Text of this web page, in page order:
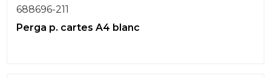
688696-211
Perga p. cartes A4 blanc